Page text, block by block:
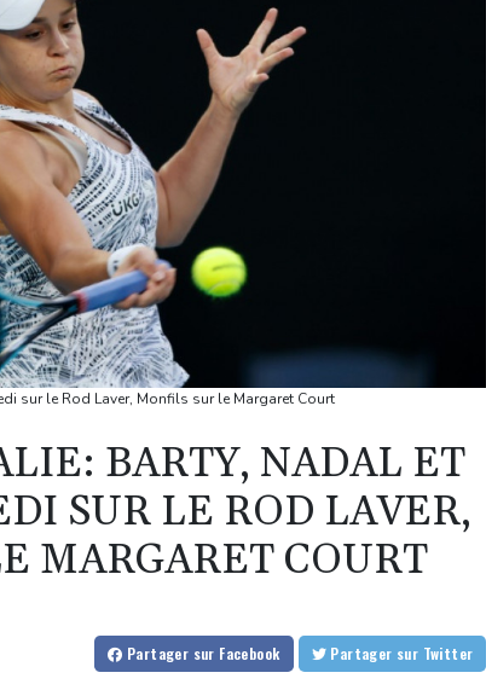
sur le Rod Laver, Monfils sur le Margaret Court
BARTY, NADAL ET
SUR LE ROD LAVER,
MARGARET COURT
Partager sur Facebook Partager sur Twitter